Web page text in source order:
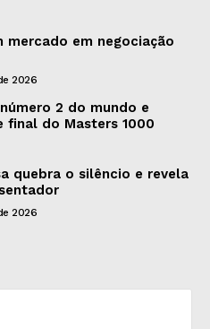
mercado em negociação
2026
2 do mundo e
final do Masters 1000
quebra o silêncio e revela
2026